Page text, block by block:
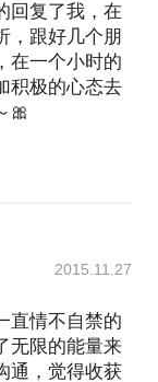
回复了我，在
，跟好几个朋
在一个小时的
积极的心态去
🎀
2015.11.27
直情不自禁的
无限的能量来
通，觉得收获